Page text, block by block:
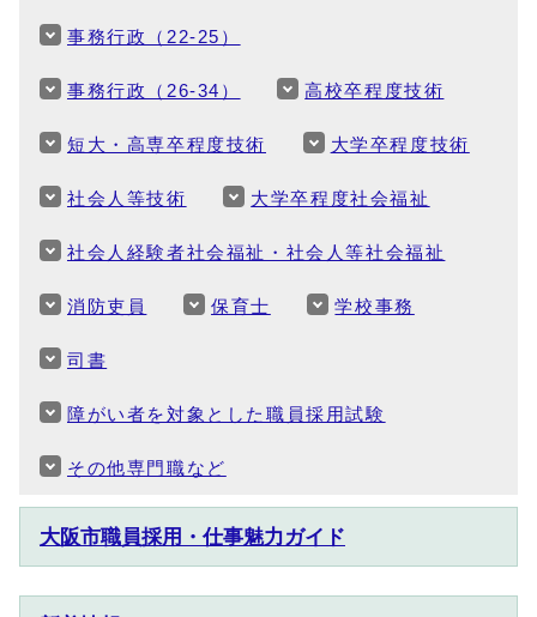
事務行政（22-25）
事務行政（26-34） 高校卒程度技術
短大・高専卒程度技術 大学卒程度技術
社会人等技術 大学卒程度社会福祉
社会人経験者社会福祉・社会人等社会福祉
消防吏員 保育士 学校事務
司書
障がい者を対象とした職員採用試験
その他専門職など
大阪市職員採用・仕事魅力ガイド